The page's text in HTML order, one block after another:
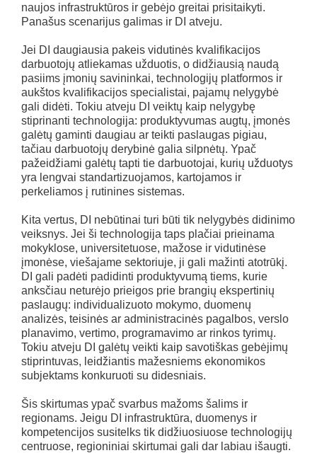
naujos infrastruktūros ir gebėjo greitai prisitaikyti.
Panašus scenarijus galimas ir DI atveju.
Jei DI daugiausia pakeis vidutinės kvalifikacijos
darbuotojų atliekamas užduotis, o didžiausią naudą
pasiims įmonių savininkai, technologijų platformos ir
aukštos kvalifikacijos specialistai, pajamų nelygybė
gali didėti. Tokiu atveju DI veiktų kaip nelygybę
stiprinanti technologija: produktyvumas augtų, įmonės
galėtų gaminti daugiau ar teikti paslaugas pigiau,
tačiau darbuotojų derybinė galia silpnėtų. Ypač
pažeidžiami galėtų tapti tie darbuotojai, kurių užduotys
yra lengvai standartizuojamos, kartojamos ir
perkeliamos į rutinines sistemas.
Kita vertus, DI nebūtinai turi būti tik nelygybės didinimo
veiksnys. Jei ši technologija taps plačiai prieinama
mokyklose, universitetuose, mažose ir vidutinėse
įmonėse, viešajame sektoriuje, ji gali mažinti atotrūkį.
DI gali padėti padidinti produktyvumą tiems, kurie
anksčiau neturėjo prieigos prie brangių ekspertinių
paslaugų: individualizuoto mokymo, duomenų
analizės, teisinės ar administracinės pagalbos, verslo
planavimo, vertimo, programavimo ar rinkos tyrimų.
Tokiu atveju DI galėtų veikti kaip savotiškas gebėjimų
stiprintuvas, leidžiantis mažesniems ekonomikos
subjektams konkuruoti su didesniais.
Šis skirtumas ypač svarbus mažoms šalims ir
regionams. Jeigu DI infrastruktūra, duomenys ir
kompetencijos susitelks tik didžiuosiuose technologijų
centruose, regioniniai skirtumai gali dar labiau išaugti.